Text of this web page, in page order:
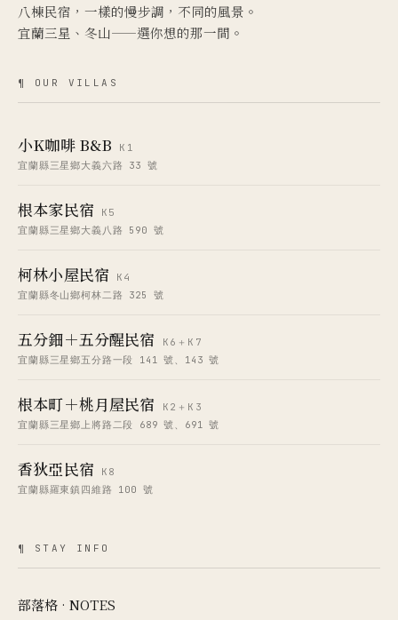
八棟民宿，一樣的慢步調，不同的風景。
宜蘭三星、冬山——選你想的那一間。
¶ OUR VILLAS
小K咖啡 B&B
K1
宜蘭縣三星鄉大義六路 33 號
根本家民宿
K5
宜蘭縣三星鄉大義八路 590 號
柯林小屋民宿
K4
宜蘭縣冬山鄉柯林二路 325 號
五分鈿＋五分醒民宿
K6＋K7
宜蘭縣三星鄉五分路一段 141 號、143 號
根本町＋桃月屋民宿
K2＋K3
宜蘭縣三星鄉上將路二段 689 號、691 號
香狄亞民宿
K8
宜蘭縣羅東鎮四維路 100 號
¶ STAY INFO
部落格 · NOTES